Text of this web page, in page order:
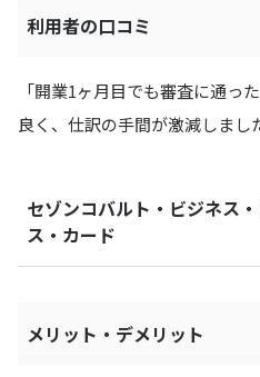
利用者の口コミ
「開業1ヶ月目でも審査に通っ
良く、仕訳の手間が激減しまし
セゾンコバルト・ビジネス
ス・カード
メリット・デメリット